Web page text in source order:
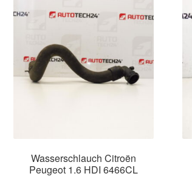
Wasserschlauch Citroën
Peugeot 1.6 HDI 6466CL